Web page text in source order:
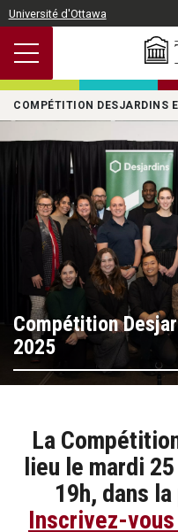
Passer au contenu principal
Université d'Ottawa
COMPÉTITION DESJARDINS
Compétition
2025
La
lieu le mardi
19h, dans
Inscrivez-